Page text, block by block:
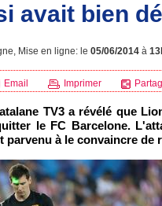
avait bien
Mise en ligne: le 05/06/2014 à
Email Imprimer
TV3 a révélé que
le FC Barcelone.
parvenu à le convaincre de